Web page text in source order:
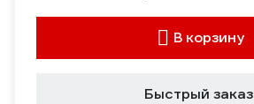
В корзину
Быстрый заказ